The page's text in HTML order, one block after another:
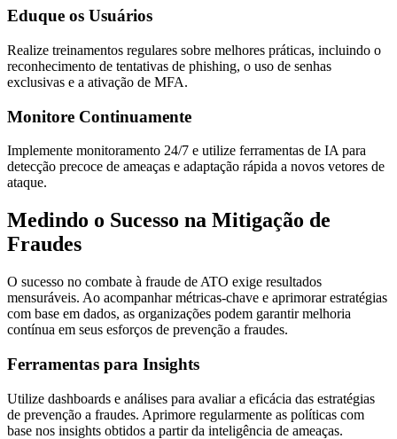
Eduque os Usuários
Realize treinamentos regulares sobre melhores práticas, incluindo o
reconhecimento de tentativas de phishing, o uso de senhas
exclusivas e a ativação de MFA.
Monitore Continuamente
Implemente monitoramento 24/7 e utilize ferramentas de IA para
detecção precoce de ameaças e adaptação rápida a novos vetores de
ataque.
Medindo o Sucesso na Mitigação de
Fraudes
O sucesso no combate à fraude de ATO exige resultados
mensuráveis. Ao acompanhar métricas-chave e aprimorar estratégias
com base em dados, as organizações podem garantir melhoria
contínua em seus esforços de prevenção a fraudes.
Ferramentas para Insights
Utilize dashboards e análises para avaliar a eficácia das estratégias
de prevenção a fraudes. Aprimore regularmente as políticas com
base nos insights obtidos a partir da inteligência de ameaças.